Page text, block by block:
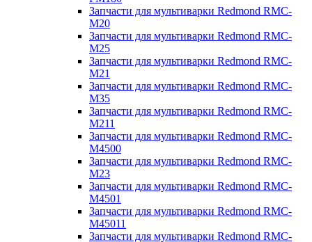
Запчасти для мультиварки Redmond RMC-
M20
Запчасти для мультиварки Redmond RMC-
M25
Запчасти для мультиварки Redmond RMC-
M21
Запчасти для мультиварки Redmond RMC-
M35
Запчасти для мультиварки Redmond RMC-
M211
Запчасти для мультиварки Redmond RMC-
M4500
Запчасти для мультиварки Redmond RMC-
M23
Запчасти для мультиварки Redmond RMC-
M4501
Запчасти для мультиварки Redmond RMC-
M45011
Запчасти для мультиварки Redmond RMC-